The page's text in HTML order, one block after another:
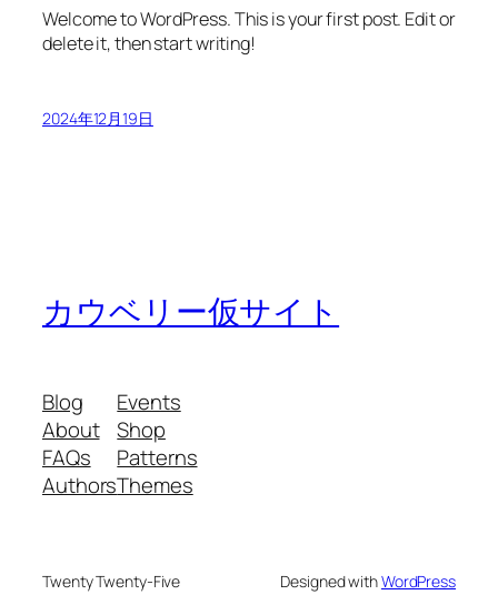
Welcome to WordPress. This is your first post. Edit or
delete it, then start writing!
2024年12月19日
カウベリー仮サイト
Blog
About
FAQs
Authors
Events
Shop
Patterns
Themes
Twenty Twenty-Five Designed withWordPress